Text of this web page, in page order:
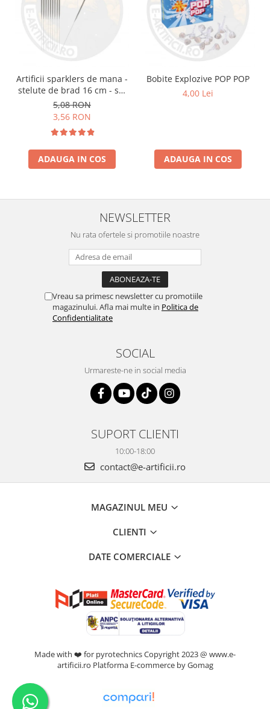
Artificii sparklers de mana -
stelute de brad 16 cm - set
10 buc
5,08 RON
3,56 RON
ADAUGA IN COS
Bobite Explozive POP POP
4,00 Lei
ADAUGA IN COS
NEWSLETTER
Nu rata ofertele si promotiile noastre
Vreau sa primesc newsletter cu promotiile
magazinului. Afla mai multe in Politica de
Confidentialitate
SOCIAL
Urmareste-ne in social media
SUPORT CLIENTI
10:00-18:00
contact@e-artificii.ro
MAGAZINUL MEU
CLIENTI
DATE COMERCIALE
Made with ❤️ for pyrotechnics Copyright 2023 @ www.e-
artificii.ro Platforma E-commerce by Gomag